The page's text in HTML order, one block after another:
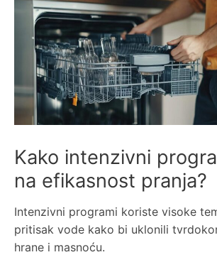
Kako intenzivni
na efikasnost pranja?
Intenzivni programi koriste visoke
pritisak vode kako bi uklonili
hrane i masnoću.